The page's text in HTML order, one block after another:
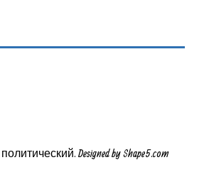
Designed by Shape5.com